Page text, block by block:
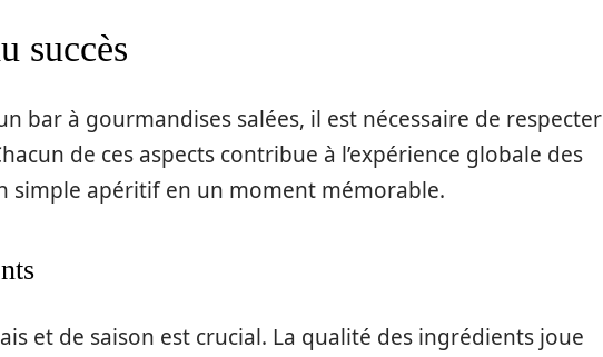
succès
bar à gourmandises salées, il est nécessaire de respecter
de ces aspects contribue à l’expérience globale des
simple apéritif en un moment mémorable.
et de saison est crucial. La qualité des ingrédients joue